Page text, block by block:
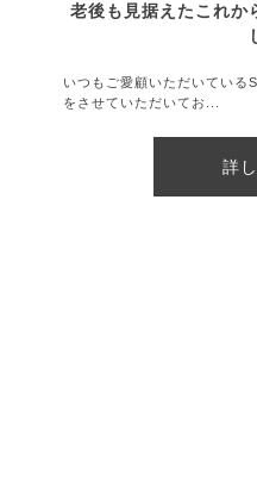
老後も見据えたこれか
いつもご愛顧いただいている
をさせていただいてお...
詳